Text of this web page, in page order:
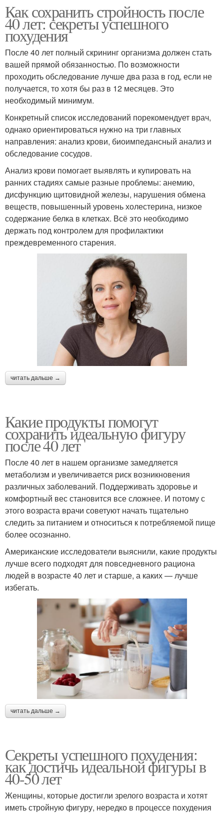
Как сохранить стройность после
40 лет: секреты успешного
похудения
После 40 лет полный скрининг организма должен стать
вашей прямой обязанностью. По возможности
проходить обследование лучше два раза в год, если не
получается, то хотя бы раз в 12 месяцев. Это
необходимый минимум.
Конкретный список исследований порекомендует врач,
однако ориентироваться нужно на три главных
направления: анализ крови, биоимпедансный анализ и
обследование сосудов.
Анализ крови помогает выявлять и купировать на
ранних стадиях самые разные проблемы: анемию,
дисфункцию щитовидной железы, нарушения обмена
веществ, повышенный уровень холестерина, низкое
содержание белка в клетках. Всё это необходимо
держать под контролем для профилактики
преждевременного старения.
читать дальше →
Какие продукты помогут
сохранить идеальную фигуру
после 40 лет
После 40 лет в нашем организме замедляется
метаболизм и увеличивается риск возникновения
различных заболеваний. Поддерживать здоровье и
комфортный вес становится все сложнее. И потому с
этого возраста врачи советуют начать тщательно
следить за питанием и относиться к потребляемой пище
более осознанно.
Американские исследователи выяснили, какие продукты
лучше всего подходят для повседневного рациона
людей в возрасте 40 лет и старше, а каких — лучше
избегать.
читать дальше →
Секреты успешного похудения:
как достичь идеальной фигуры в
40-50 лет
Женщины, которые достигли зрелого возраста и хотят
иметь стройную фигуру, нередко в процессе похудения